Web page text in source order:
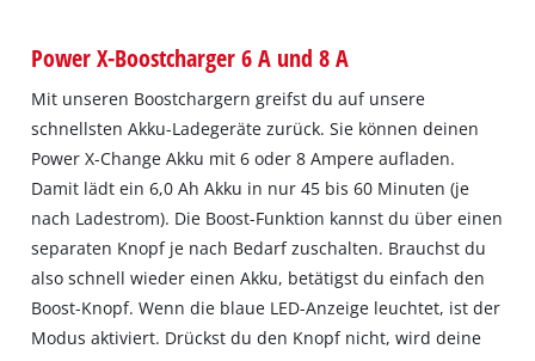
Power X-Boostcharger 6 A und 8 A
Mit unseren Boostchargern greifst du auf unsere
schnellsten Akku-Ladegeräte zurück. Sie können deinen
Power X-Change Akku mit 6 oder 8 Ampere aufladen.
Damit lädt ein 6,0 Ah Akku in nur 45 bis 60 Minuten (je
nach Ladestrom). Die Boost-Funktion kannst du über einen
separaten Knopf je nach Bedarf zuschalten. Brauchst du
also schnell wieder einen Akku, betätigst du einfach den
Boost-Knopf. Wenn die blaue LED-Anzeige leuchtet, ist der
Modus aktiviert. Drückst du den Knopf nicht, wird deine